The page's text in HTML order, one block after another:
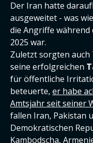
Der Iran hatte
ausgeweitet - was
die Angriffe während
2025 war.
Zuletzt sorgten
seine erfolgreichen
für öffentliche
beteuerte, er habe
Amtsjahr seit seiner
fallen Iran, Pakistan
Demokratischen
Kambodscha,